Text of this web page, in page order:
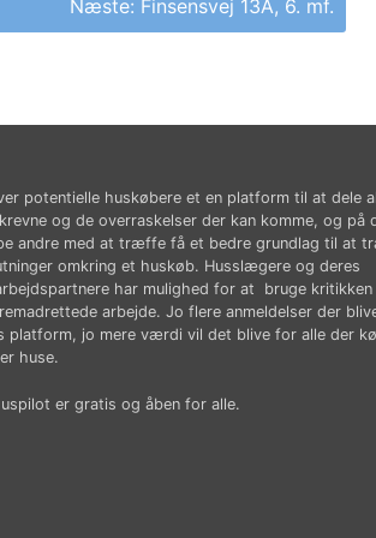
Næste: Finsensvej 13A, 6. mf.
potentielle huskøbere et en platform til at dele
og de overraskelser der kan komme, og på
andre med at træffe få et bedre grundlag til at
omkring et huskøb. Husslægere og deres
har mulighed for at bruge
arbejde. Jo flere anmeldelser der
platform, jo mere værdi vil det blive for alle der
huse.
er gratis og åben for alle.